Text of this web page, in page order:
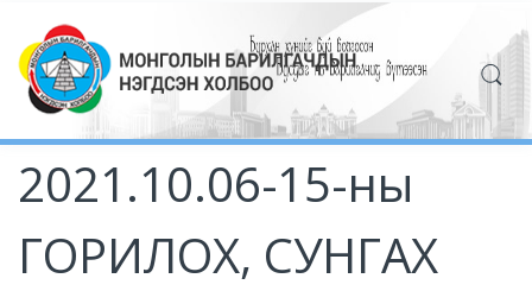
2021.10.06-15-ны
ГОРИЛОХ, СУНГАХ